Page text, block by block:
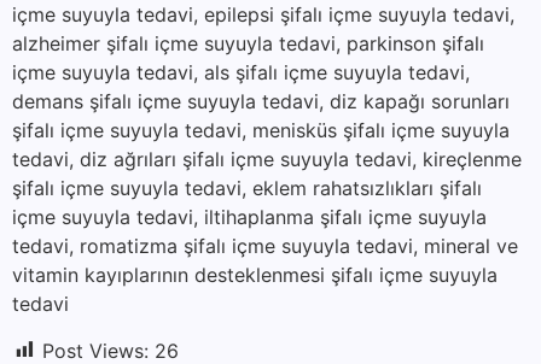
içme suyuyla tedavi, epilepsi şifalı içme suyuyla tedavi,
alzheimer şifalı içme suyuyla tedavi, parkinson şifalı
içme suyuyla tedavi, als şifalı içme suyuyla tedavi,
demans şifalı içme suyuyla tedavi, diz kapağı sorunları
şifalı içme suyuyla tedavi, menisküs şifalı içme suyuyla
tedavi, diz ağrıları şifalı içme suyuyla tedavi, kireçlenme
şifalı içme suyuyla tedavi, eklem rahatsızlıkları şifalı
içme suyuyla tedavi, iltihaplanma şifalı içme suyuyla
tedavi, romatizma şifalı içme suyuyla tedavi, mineral ve
vitamin kayıplarının desteklenmesi şifalı içme suyuyla
tedavi
Post Views: 26